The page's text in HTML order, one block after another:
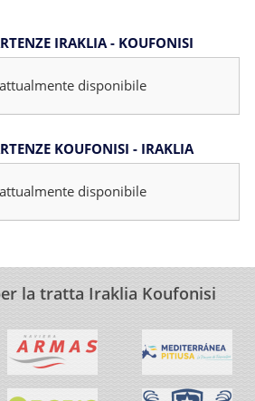
IRAKLIA - KOUFONISI
disponibile
KOUFONISI - IRAKLIA
disponibile
la tratta Iraklia Koufonisi